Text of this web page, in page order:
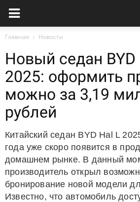
Главная Новости
Новый седан BYD
2025: оформить
можно за 3,19
рублей
Китайский седан BYD Hal L
года уже скоро появится в
домашнем рынке. В данный
производитель открыл
бронирование новой модели
Известно, что автомобиль